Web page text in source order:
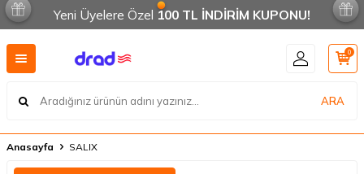
Yeni Üyelere Özel 100 TL İNDİRİM KUPONU!
ARA
0
Anasayfa SALIX